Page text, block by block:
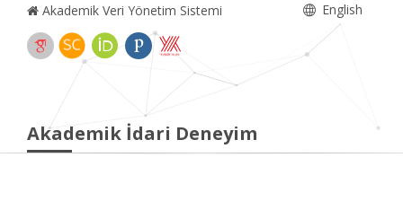
Akademik Veri Yönetim Sistemi English
Akademik İdari Deneyim